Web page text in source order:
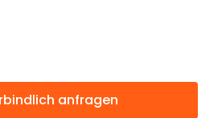
anfragen